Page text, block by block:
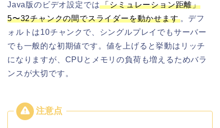
Java版のビデオ設定では「シミュレーション距離」
5〜32チャンクの間でスライダーを動かせます。デフ
ォルトは10チャンクで、シングルプレイでもサーバー
でも一般的な初期値です。値を上げると挙動はリッチ
になりますが、CPUとメモリの負荷も増えるためバラ
ンスが大切です。